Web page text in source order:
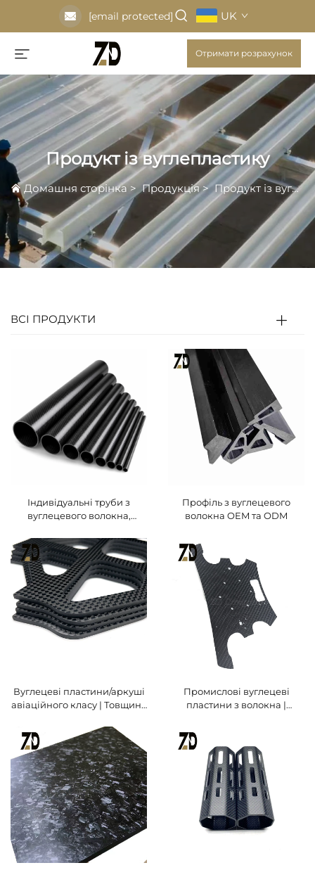
[email protected] UK
Отримати розрахунок
Продукт із вуглепластику
Домашня сторінка>Продукція>Продукт із вуглепластику
ВСІ ПРОДУКТИ
Індивідуальні труби з
вуглецевого волокна,
віндінгу, для дронів та
спортивного обладнання |
Виробник
високомодульних
вуглецевих труб,
виготовлених методом
філяментного намотування
Профіль з вуглецевого
волокна OEM та ODM
Вуглецеві пластини/аркуші
авіаційного класу | Товщина
Індивідуальні розміри |
Сертифіковано за ISO
Промислові вуглецеві
пластини з волокна |
високий модуль пружності